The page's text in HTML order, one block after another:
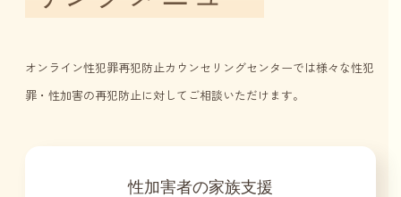
オンライン性犯罪再犯防止カウンセリングセンターでは様々な性犯
罪・性加害の再犯防止に対してご相談いただけます。
性加害者の家族支援